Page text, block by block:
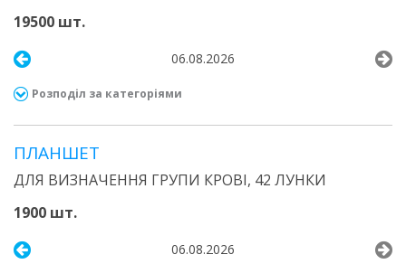
19500 шт.
06.08.2026
Розподіл за категоріями
ПЛАНШЕТ
ДЛЯ ВИЗНАЧЕННЯ ГРУПИ КРОВІ, 42 ЛУНКИ
1900 шт.
06.08.2026